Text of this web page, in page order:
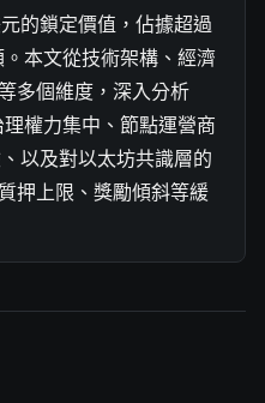
的鎖定價值，佔據超過
本文從技術架構、經濟
多個維度，深入分析
權力集中、節點運營商
以及對以太坊共識層的
押上限、獎勵傾斜等緩